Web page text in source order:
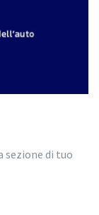
sezione di tuo